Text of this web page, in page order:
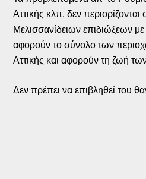
Αττικής κλπ. δεν
Μελισσανίδειων επιδιώξεων
αφορούν το σύνολο των
Αττικής και αφορούν τη ζωή
Δεν πρέπει να επιβληθεί του